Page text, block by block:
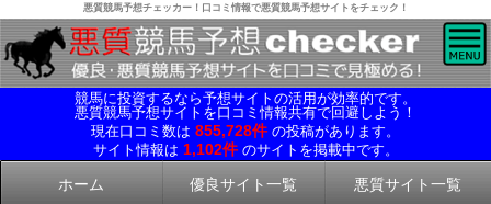
悪質競馬予想チェッカー！口コミ情報で悪質競馬予想サイトをチェック！
競馬に投資するなら予想サイトの活用が効率的です。
悪質競馬予想サイトを口コミ情報共有で回避しよう！
現在口コミ数は 855,728件 の投稿があります。
サイト情報は 1,102件 のサイトを掲載中です。
ホーム 優良サイト一覧 悪質サイト一覧